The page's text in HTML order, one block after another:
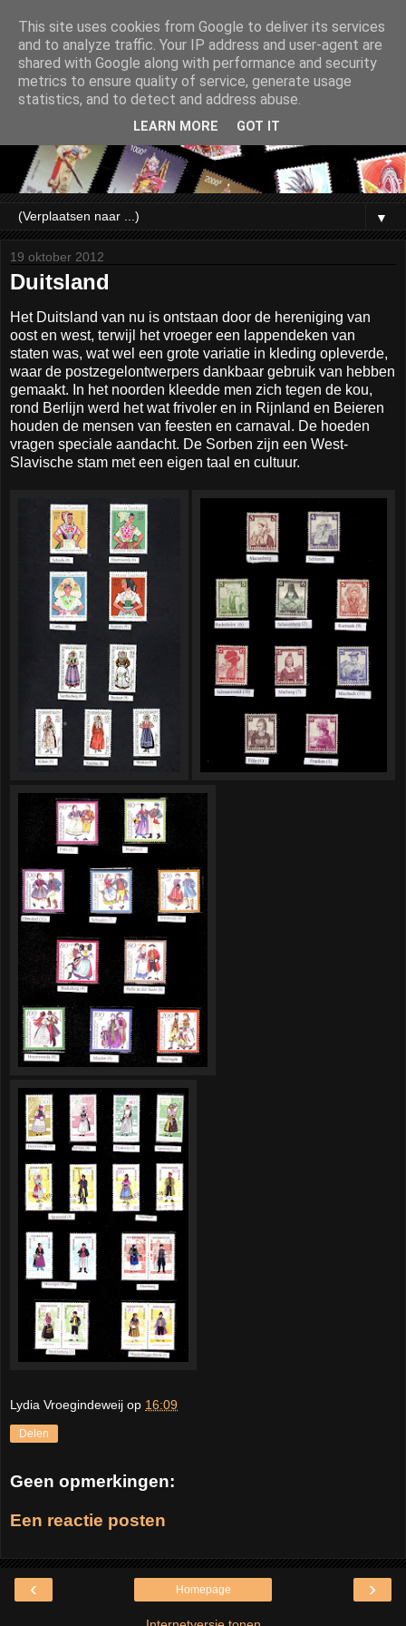
▼
19 oktober 2012
Duitsland
Het Duitsland van nu is ontstaan door de hereniging van
oost en west, terwijl het vroeger een lappendeken van
staten was, wat wel een grote variatie in kleding opleverde,
waar de postzegelontwerpers dankbaar gebruik van hebben
gemaakt. In het noorden kleedde men zich tegen de kou,
rond Berlijn werd het wat frivoler en in Rijnland en Beieren
houden de mensen van feesten en carnaval. De hoeden
vragen speciale aandacht. De Sorben zijn een West-
Slavische stam met een eigen taal en cultuur.
Lydia Vroegindeweij op 16:09
Delen
Geen opmerkingen:
Een reactie posten
‹ ›
Homepage
This site uses cookies from Google to deliver its services
and to analyze traffic. Your IP address and user-agent are
shared with Google along with performance and security
metrics to ensure quality of service, generate usage
statistics, and to detect and address abuse.
LEARN MORE GOT IT